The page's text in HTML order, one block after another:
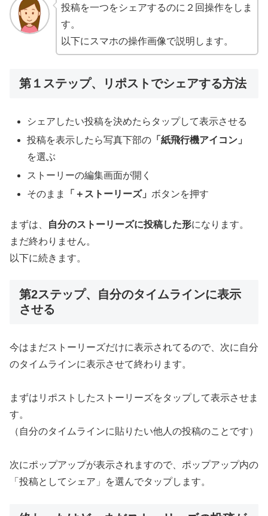
投稿を一つをシェアするのに２回操作をしま
す。
以下にスマホの操作画像で説明します。
第１ステップ、リポストでシェアする方法
シェアしたい投稿を決めたらタップして表示させる
投稿を表示したら写真下部の 「紙飛行機アイコン」
を選ぶ
ストーリーの編集画面が開く
そのまま
「＋ストーリーズ」ボタンを押す
まずは、 自分のストーリーズに投稿した形になります。
まだ終わりません。
以下に続きます。
第2ステップ、自分のタイムラインに表示
させる
今はまだストーリーズだけに表示されてるので、次に自分
のタイムラインに表示させて終わります。
まずはリポストしたストーリーズをタップして表示させま
す。
（自分のタイムラインに貼りたい他人の投稿のことです）
次にポップアップが表示されますので、ポップアップ内の
「投稿としてシェア」を選んでタップします。